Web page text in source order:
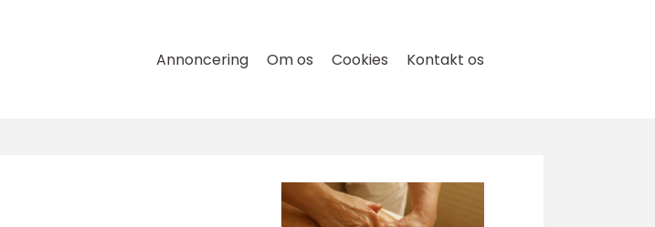
Annoncering Om os Cookies Kontakt os